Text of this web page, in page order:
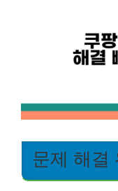
문제 해결